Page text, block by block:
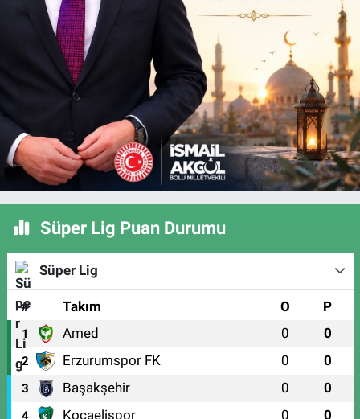
Süper Lig Puan Durumu
Süper Lig
# Takım O P
1 Amed 0 0
2 Erzurumspor FK 0 0
3 Başakşehir 0 0
4 Kocaelispor 0 0